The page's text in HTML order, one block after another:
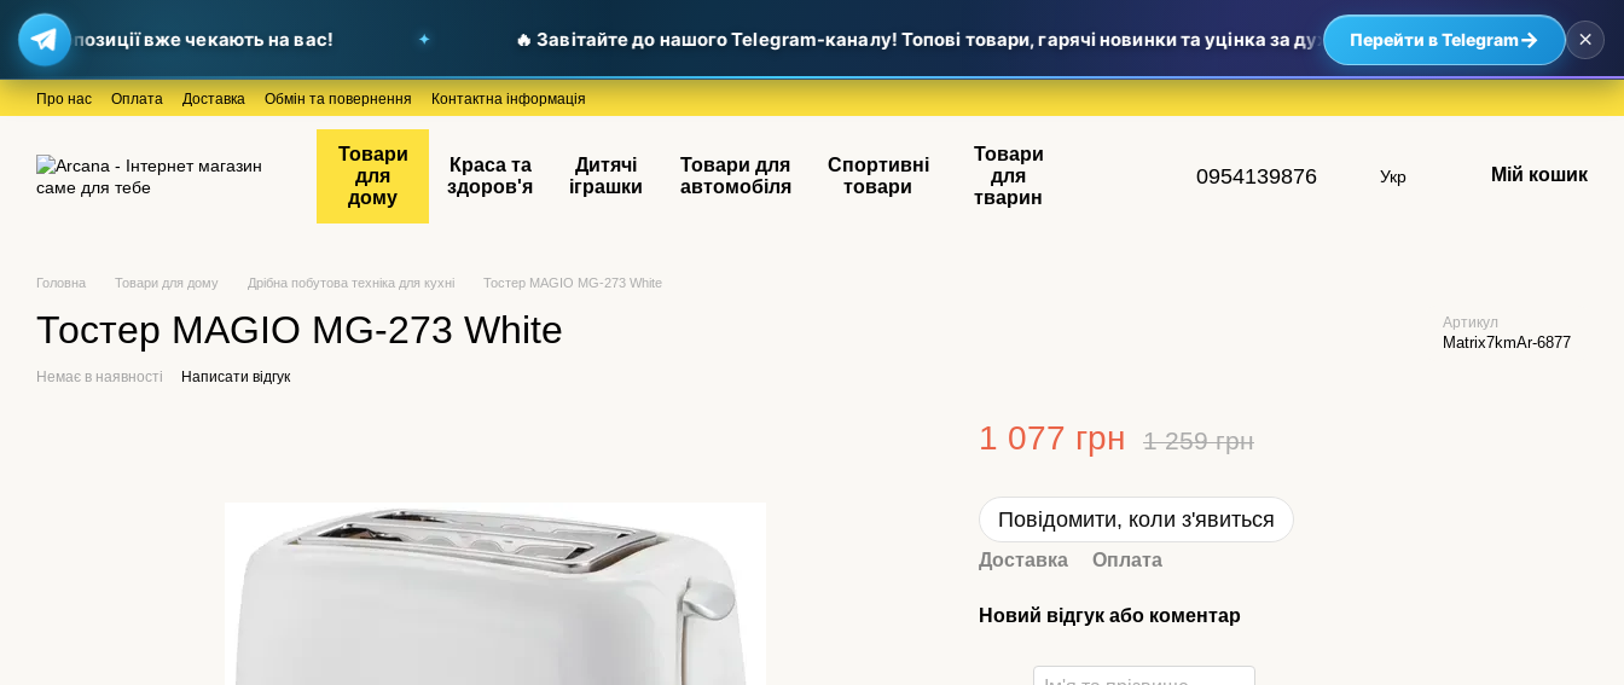
пропозиції вже чекають на вас! 🔥 Завітайте до нашого Telegram-каналу! Топові товари, гарячі новинки та уцінка за дуже приємними цінами —
Перейти в Telegram→ ×
Перейти до основного контенту
Про нас Оплата Доставка Обмін та повернення Контактна інформація
Товари
для
дому
Краса та
здоров'я
Дитячі
іграшки
Товари для
автомобіля
Спортивні
товари
Товари
для
тварин
0954139876 Укр Мій кошик
Головна Товари для дому Дрібна побутова техніка для кухні Тостер MAGIO MG-273 White
Тостер MAGIO MG-273 White Артикул
Matrix7kmAr-6877
Немає в наявності Написати відгук
1 077 грн 1 259 грн
Повідомити, коли з'явиться
Доставка Оплата
Новий відгук або коментар